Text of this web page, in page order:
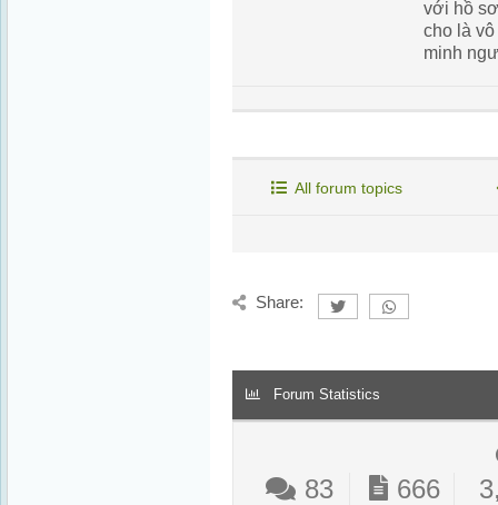
với hồ
cho là
minh
All forum topics
Share:
Forum Statistics
83 666